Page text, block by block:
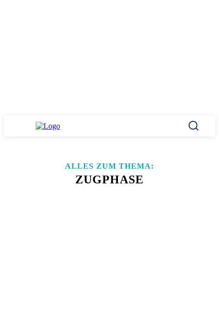
ALLES ZUM THEMA:
ZUGPHASE